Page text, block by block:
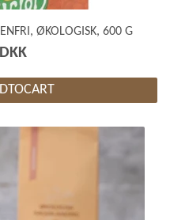
ØKOLOGISK, 600 G